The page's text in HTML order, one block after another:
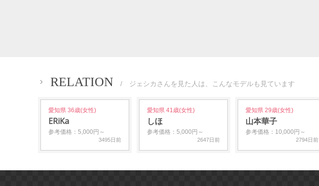
RELATION / ジェシカさんを見た人は、こんなモデルも見ています
愛知県 36歳(女性)
ERiKa
参考価格：5,000円～
3495日前
愛知県 41歳(女性)
しほ
参考価格：5,000円～
2647日前
愛知県 29歳(女性)
山本華子
参考価格：10,000円～
2794日前